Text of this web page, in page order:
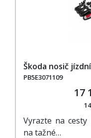
Škoda nosič
PB5E3071109
17
Vyrazte na
na tažné…